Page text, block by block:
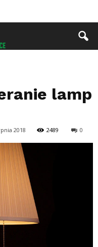
lamp
2018 2489 0